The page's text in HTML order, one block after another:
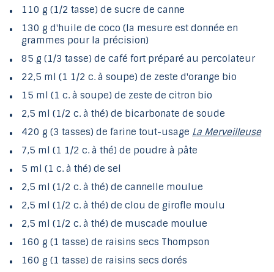
110 g (1/2 tasse) de sucre de canne
130 g d'huile de coco (la mesure est donnée en
grammes pour la précision)
85 g (1/3 tasse) de café fort préparé au percolateur
22,5 ml (1 1/2 c. à soupe) de zeste d'orange bio
15 ml (1 c. à soupe) de zeste de citron bio
2,5 ml (1/2 c. à thé) de bicarbonate de soude
420 g (3 tasses) de farine tout-usage La Merveilleuse
7,5 ml (1 1/2 c. à thé) de poudre à pâte
5 ml (1 c. à thé) de sel
2,5 ml (1/2 c. à thé) de cannelle moulue
2,5 ml (1/2 c. à thé) de clou de girofle moulu
2,5 ml (1/2 c. à thé) de muscade moulue
160 g (1 tasse) de raisins secs Thompson
160 g (1 tasse) de raisins secs dorés